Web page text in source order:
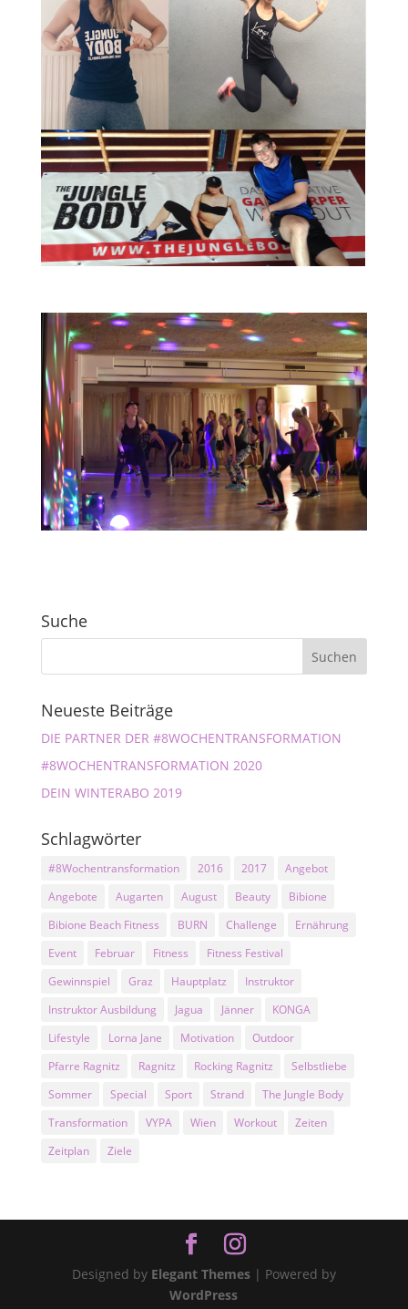
Suche
Neueste Beiträge
DIE PARTNER DER #8WOCHENTRANSFORMATION
#8WOCHENTRANSFORMATION 2020
DEIN WINTERABO 2019
Schlagwörter
#8Wochentransformation 2016 2017
Angebot
Angebote
Augarten August Beauty
Bibione
Bibione Beach Fitness
BURN Challenge
Ernährung
Event
Februar Fitness
Fitness Festival
Gewinnspiel
Graz Hauptplatz
Instruktor
Instruktor Ausbildung
Jagua Jänner
KONGA
Lifestyle
Lorna Jane Motivation
Outdoor
Pfarre Ragnitz
Ragnitz Rocking Ragnitz
Selbstliebe
Sommer
Special Sport Strand
The Jungle Body
Transformation
VYPA Wien Workout
Zeiten
Zeitplan
Ziele
Designed by Elegant Themes| Powered by
WordPress